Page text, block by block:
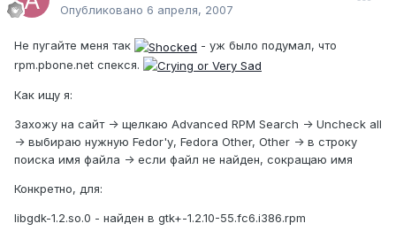
Опубликовано 6 апреля, 2007
Не пугайте меня так
- уж было подумал, что
rpm.pbone.net спекся.
Как ищу я:
Захожу на сайт -> щелкаю Advanced RPM Search -> Uncheck all
-> выбираю нужную Fedor'у, Fedora Other, Other -> в строку
поиска имя файла -> если файл не найден, сокращаю имя
Конкретно, для:
libgdk-1.2.so.0 - найден в gtk+-1.2.10-55.fc6.i386.rpm